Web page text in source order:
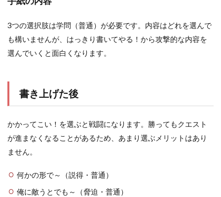
3つの選択肢は学問（普通）が必要です。内容はどれを選んで
も構いませんが、はっきり書いてやる！から攻撃的な内容を
選んでいくと面白くなります。
書き上げた後
かかってこい！を選ぶと戦闘になります。勝ってもクエスト
が進まなくなることがあるため、あまり選ぶメリットはあり
ません。
何かの形で～（説得・普通）
俺に敵うとでも～（脅迫・普通）